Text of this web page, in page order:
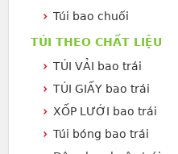
Túi bao chuối
TÚI THEO CHẤT LIỆU
TÚI VẢI bao trái
TÚI GIẤY bao trái
XỐP LƯỚI bao trái
Túi bóng bao trái